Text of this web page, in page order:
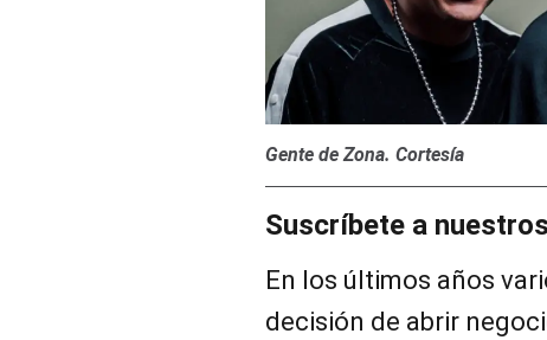
Gente de Zona. Cortesía
Suscríbete a
En los últimos años
decisión de abrir